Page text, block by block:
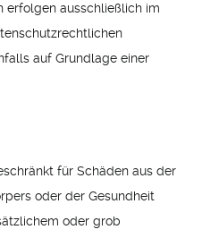
erfolgen ausschließlich im
auf Grundlage einer
für Schäden aus der
oder der Gesundheit
oder grob